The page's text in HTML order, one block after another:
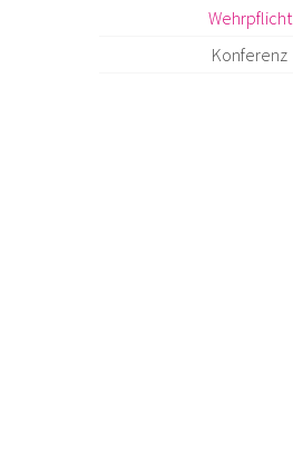
Wehrpflicht
Konferenz